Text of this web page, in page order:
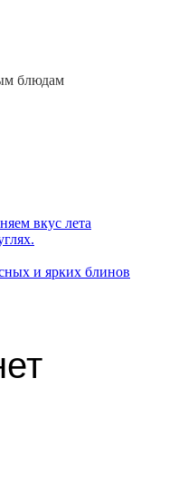
блюдам
вкус лета
и ярких блинов